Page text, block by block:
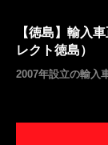
【徳島】輸入
レクト徳島）
2007年設立の輸入